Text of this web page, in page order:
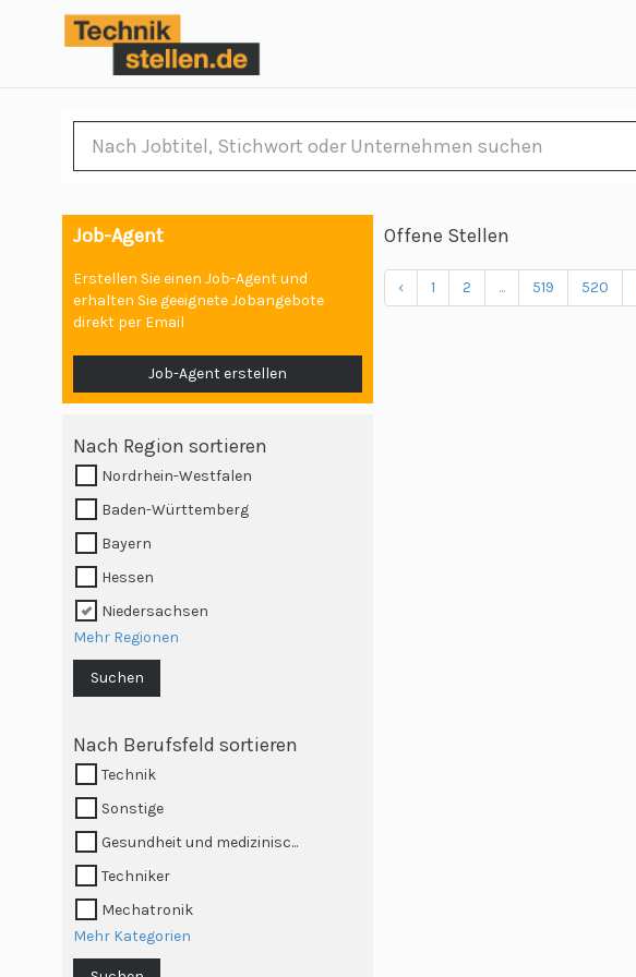
Job-Agent
Erstellen Sie einen Job-Agent und
erhalten Sie geeignete Jobangebote
direkt per Email
Job-Agent erstellen
Nach Region sortieren
Nordrhein-Westfalen
Baden-Württemberg
Bayern
Hessen
Niedersachsen
Mehr Regionen
Suchen
Nach Berufsfeld sortieren
Technik
Sonstige
Gesundheit und medizinisc...
Techniker
Mechatronik
Mehr Kategorien
Offene Stellen
‹ 1 2 ... 519 520